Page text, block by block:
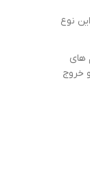
نوع
های
خروج